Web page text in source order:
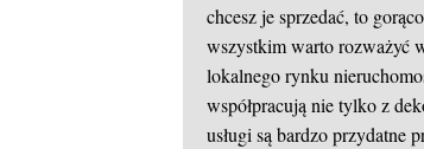
chcesz je sprzedać, to
wszystkim warto rozważyć
lokalnego rynku
współpracują nie tylko z
usługi są bardzo przydatne